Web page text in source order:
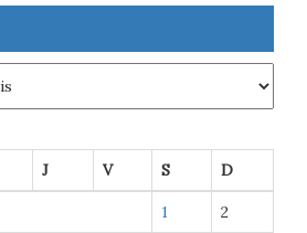
J V S D
1 2